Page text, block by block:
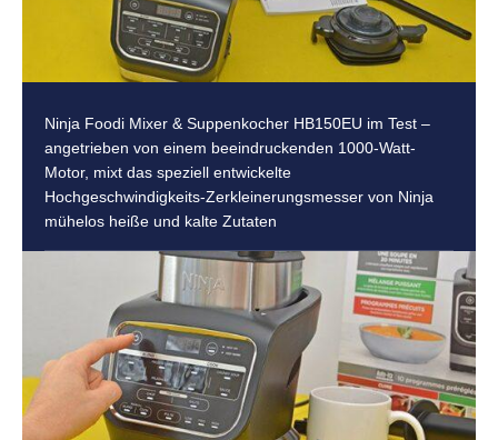
Ninja Foodi Mixer & Suppenkocher HB150EU im Test –
angetrieben von einem beeindruckenden 1000-Watt-
Motor, mixt das speziell entwickelte
Hochgeschwindigkeits-Zerkleinerungsmesser von Ninja
mühelos heiße und kalte Zutaten